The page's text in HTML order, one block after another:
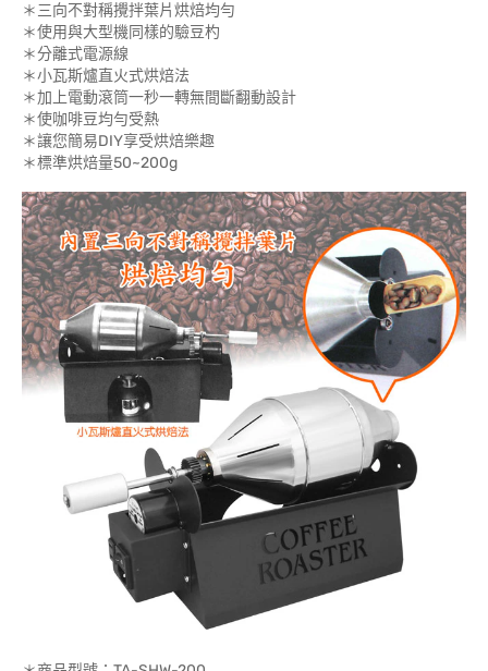
＊三向不對稱攪拌葉片烘焙均勻
＊使用與大型機同樣的驗豆杓
＊分離式電源線
＊小瓦斯爐直火式烘焙法
＊加上電動滾筒一秒一轉無間斷翻動設計
＊使咖啡豆均勻受熱
＊讓您簡易DIY享受烘焙樂趣
＊標準烘焙量50~200g